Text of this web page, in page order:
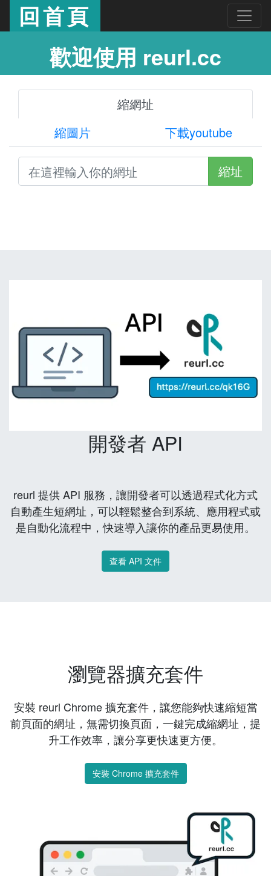
回首頁
歡迎使用 reurl.cc
縮網址
縮圖片
下載youtube
縮址
開發者 API
reurl 提供 API 服務，讓開發者可以透過程式化方式
自動產生短網址，可以輕鬆整合到系統、應用程式或
是自動化流程中，快速導入讓你的產品更易使用。
查看 API 文件
瀏覽器擴充套件
安裝 reurl Chrome 擴充套件，讓您能夠快速縮短當
前頁面的網址，無需切換頁面，一鍵完成縮網址，提
升工作效率，讓分享更快速更方便。
安裝 Chrome 擴充套件